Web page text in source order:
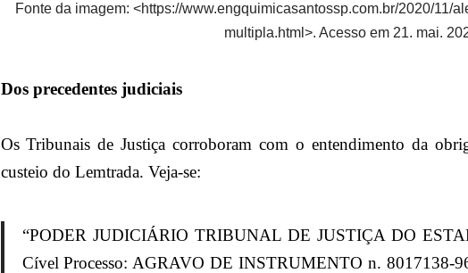
Fonte da imagem: <https://www.engquimicasantossp.com.br/2020/11/
multipla.html>. Acesso em 21. mai.
Dos precedentes judiciais
Os Tribunais de Justiça corroboram com o entendimento da
custeio do Lemtrada. Veja-se:
“PODER JUDICIÁRIO TRIBUNAL DE JUSTIÇA DO
Cível Processo: AGRAVO DE INSTRUMENTO n. 8017138-